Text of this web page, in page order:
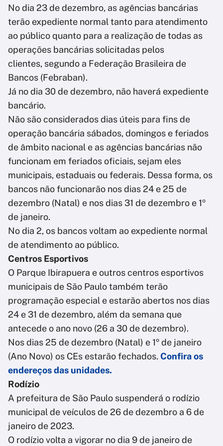
No dia 23 de dezembro, as agências bancárias
terão expediente normal tanto para atendimento
ao público quanto para a realização de todas as
operações bancárias solicitadas pelos
clientes, segundo a Federação Brasileira de
Bancos (Febraban).
Já no dia 30 de dezembro, não haverá expediente
bancário.
Não são considerados dias úteis para fins de
operação bancária sábados, domingos e feriados
de âmbito nacional e as agências bancárias não
funcionam em feriados oficiais, sejam eles
municipais, estaduais ou federais. Dessa forma, os
bancos não funcionarão nos dias 24 e 25 de
dezembro (Natal) e nos dias 31 de dezembro e 1º
de janeiro.
No dia 2, os bancos voltam ao expediente normal
de atendimento ao público.
Centros Esportivos
O Parque Ibirapuera e outros centros esportivos
municipais de São Paulo também terão
programação especial e estarão abertos nos dias
24 e 31 de dezembro, além da semana que
antecede o ano novo (26 a 30 de dezembro).
Nos dias 25 de dezembro (Natal) e 1º de janeiro
(Ano Novo) os CEs estarão fechados. Confira os
endereços das unidades.
Rodízio
A prefeitura de São Paulo suspenderá o rodízio
municipal de veículos de 26 de dezembro a 6 de
janeiro de 2023.
O rodízio volta a vigorar no dia 9 de janeiro de